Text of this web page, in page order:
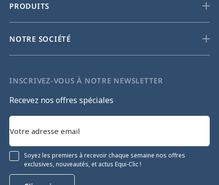
PRODUITS
NOTRE SOCIÉTÉ
INSCRIVEZ-VOUS À NOTRE NEWSLETTER
Recevez nos offres spéciales
Soyez les premiers à recevoir chaque semaine nos offres
exclusives, nouveautés, et actus Equi-Clic !